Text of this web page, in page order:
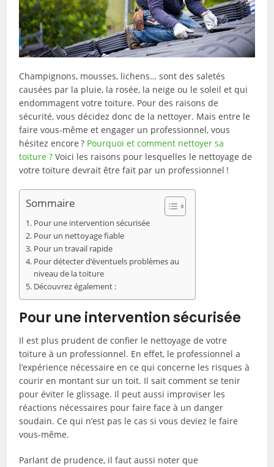
Champignons, mousses, lichens… sont des saletés
causées par la pluie, la rosée, la neige ou le soleil et qui
endommagent votre toiture. Pour des raisons de
sécurité, vous décidez donc de la nettoyer. Mais entre le
faire vous-même et engager un professionnel, vous
hésitez encore ? Pourquoi et comment nettoyer sa
toiture ? Voici les raisons pour lesquelles le nettoyage de
votre toiture devrait être fait par un professionnel !
Sommaire
Pour une intervention sécurisée
Pour un nettoyage fiable
Pour un travail rapide
Pour détecter d’éventuels problèmes au
niveau de la toiture
Découvrez également :
Pour une intervention sécurisée
Il est plus prudent de confier le nettoyage de votre
toiture à un professionnel. En effet, le professionnel a
l’expérience nécessaire en ce qui concerne les risques à
courir en montant sur un toit. Il sait comment se tenir
pour éviter le glissage. Il peut aussi improviser les
réactions nécessaires pour faire face à un danger
soudain. Ce qui n’est pas le cas si vous deviez le faire
vous-même.
Parlant de prudence, il faut aussi noter que